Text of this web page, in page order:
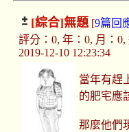
[綜合]無題[9篇回
評分：0, 年：0, 月：0,
2019-12-10 12:23:34
當年有趕
的肥宅應
那麼他們